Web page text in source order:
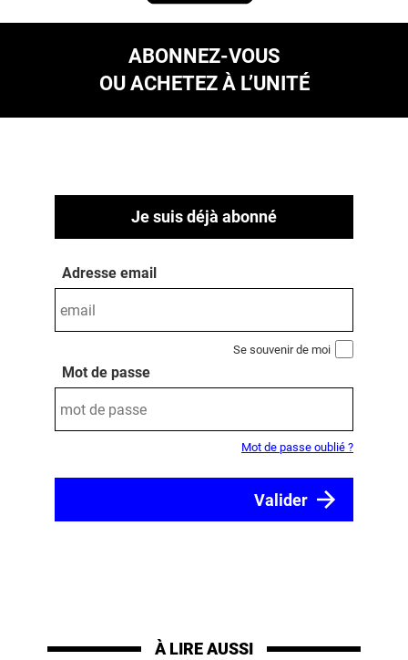
ABONNEZ-VOUS
OU ACHETEZ À L’UNITÉ
Je suis déjà abonné
Adresse email
Se souvenir de moi
Mot de passe
Mot de passe oublié ?
À LIRE AUSSI